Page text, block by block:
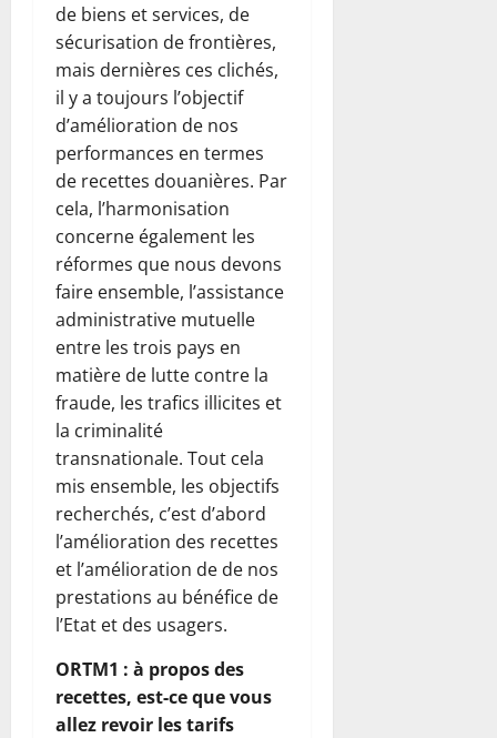
de biens et services, de
sécurisation de frontières,
mais dernières ces clichés,
il y a toujours l’objectif
d’amélioration de nos
performances en termes
de recettes douanières. Par
cela, l’harmonisation
concerne également les
réformes que nous devons
faire ensemble, l’assistance
administrative mutuelle
entre les trois pays en
matière de lutte contre la
fraude, les trafics illicites et
la criminalité
transnationale. Tout cela
mis ensemble, les objectifs
recherchés, c’est d’abord
l’amélioration des recettes
et l’amélioration de de nos
prestations au bénéfice de
l’Etat et des usagers.
ORTM1 : à propos des
recettes, est-ce que vous
allez revoir les tarifs